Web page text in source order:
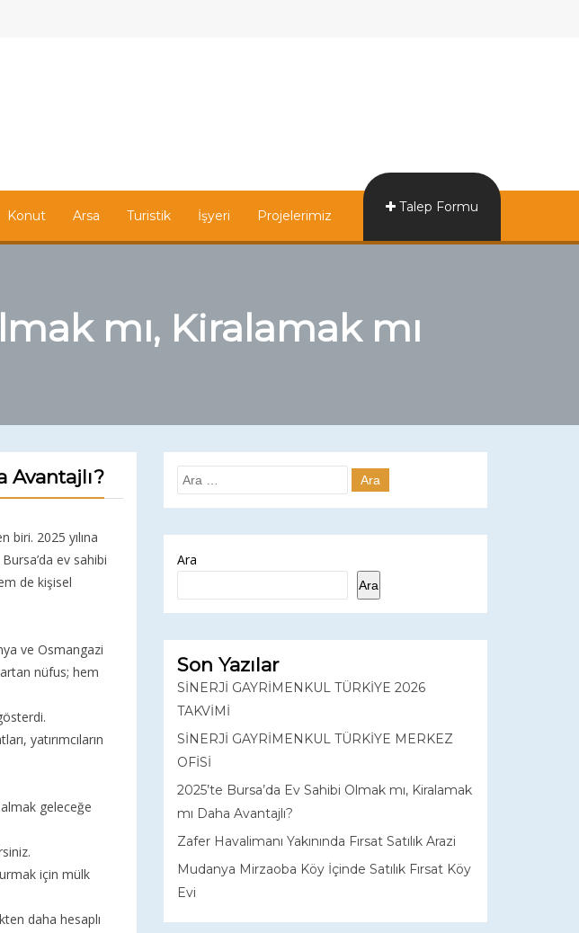
Konut Arsa Turistik İşyeri Projelerimiz
Talep Formu
mı, Kiralamak mı
Avantajlı?
biri. 2025 yılına
ev sahibi
de kişisel
ve Osmangazi
nüfus; hem
yatırımcıların
geleceğe
için mülk
daha hesaplı
Ara
Ara
Son Yazılar
SİNERJİ GAYRİMENKUL TÜRKİYE 2026
TAKVİMİ
SİNERJİ GAYRİMENKUL TÜRKİYE MERKEZ
OFİSİ
2025’te Bursa’da Ev Sahibi Olmak mı, Kiralamak
mı Daha Avantajlı?
Zafer Havalimanı Yakınında Fırsat Satılık Arazi
Mudanya Mirzaoba Köy İçinde Satılık Fırsat Köy
Evi